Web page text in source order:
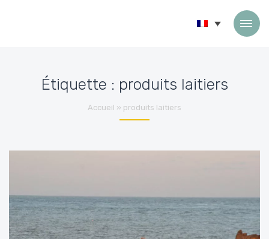
Étiquette : produits laitiers
Accueil » produits laitiers